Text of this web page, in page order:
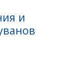
и